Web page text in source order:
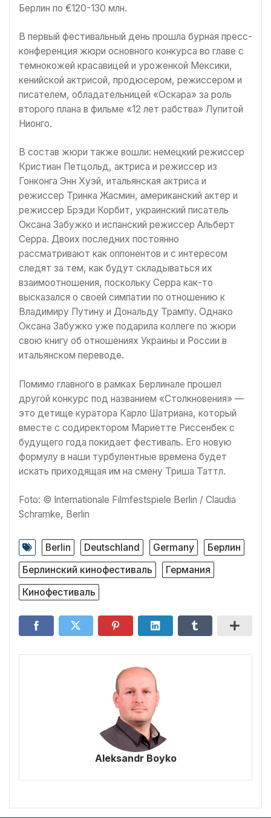
Берлин по €120-130 млн.
В первый фестивальный день прошла бурная пресс-
конференция жюри основного конкурса во главе с
темнокожей красавицей и уроженкой Мексики,
кенийской актрисой, продюсером, режиссером и
писателем, обладательницей «Оскара» за роль
второго плана в фильме «12 лет рабства» Лупитой
Нионго.
В состав жюри также вошли: немецкий режиссер
Кристиан Петцольд, актриса и режиссер из
Гонконга Энн Хуэй, итальянская актриса и
режиссер Тринка Жасмин, американский актер и
режиссер Брэди Корбит, украинский писатель
Оксана Забужко и испанский режиссер Альберт
Серра. Двоих последних постоянно
рассматривают как оппонентов и с интересом
следят за тем, как будут складываться их
взаимоотношения, поскольку Серра как-то
высказался о своей симпатии по отношению к
Владимиру Путину и Дональду Трампу. Однако
Оксана Забужко уже подарила коллеге по жюри
свою книгу об отношениях Украины и России в
итальянском переводе.
Помимо главного в рамках Берлинале прошел
другой конкурс под названием «Столкновения» —
это детище куратора Карло Шатриана, который
вместе с содиректором Мариетте Риссенбек с
будущего года покидает фестиваль. Его новую
формулу в наши турбулентные времена будет
искать приходящая им на смену Триша Таттл.
Foto: © Internationale Filmfestspiele Berlin / Claudia
Schramke, Berlin
Berlin Deutschland Germany
Берлин
Берлинский кинофестиваль
Германия
Кинофестиваль
Aleksandr Boyko